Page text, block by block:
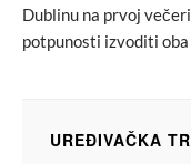
Dublinu na prvoj
potpunosti izvoditi oba
UREĐIVAČKA